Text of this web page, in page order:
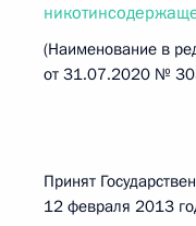
(Наименование в
от 31.07.2020 №
Принят
12 февраля 2013